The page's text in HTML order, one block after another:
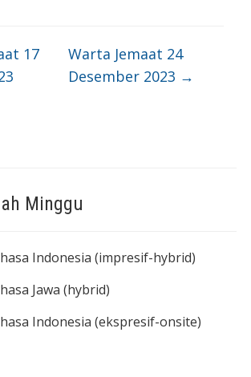
17
Warta Jemaat 24
Desember 2023 →
Minggu
Indonesia (impresif-hybrid)
Jawa (hybrid)
Indonesia (ekspresif-onsite)